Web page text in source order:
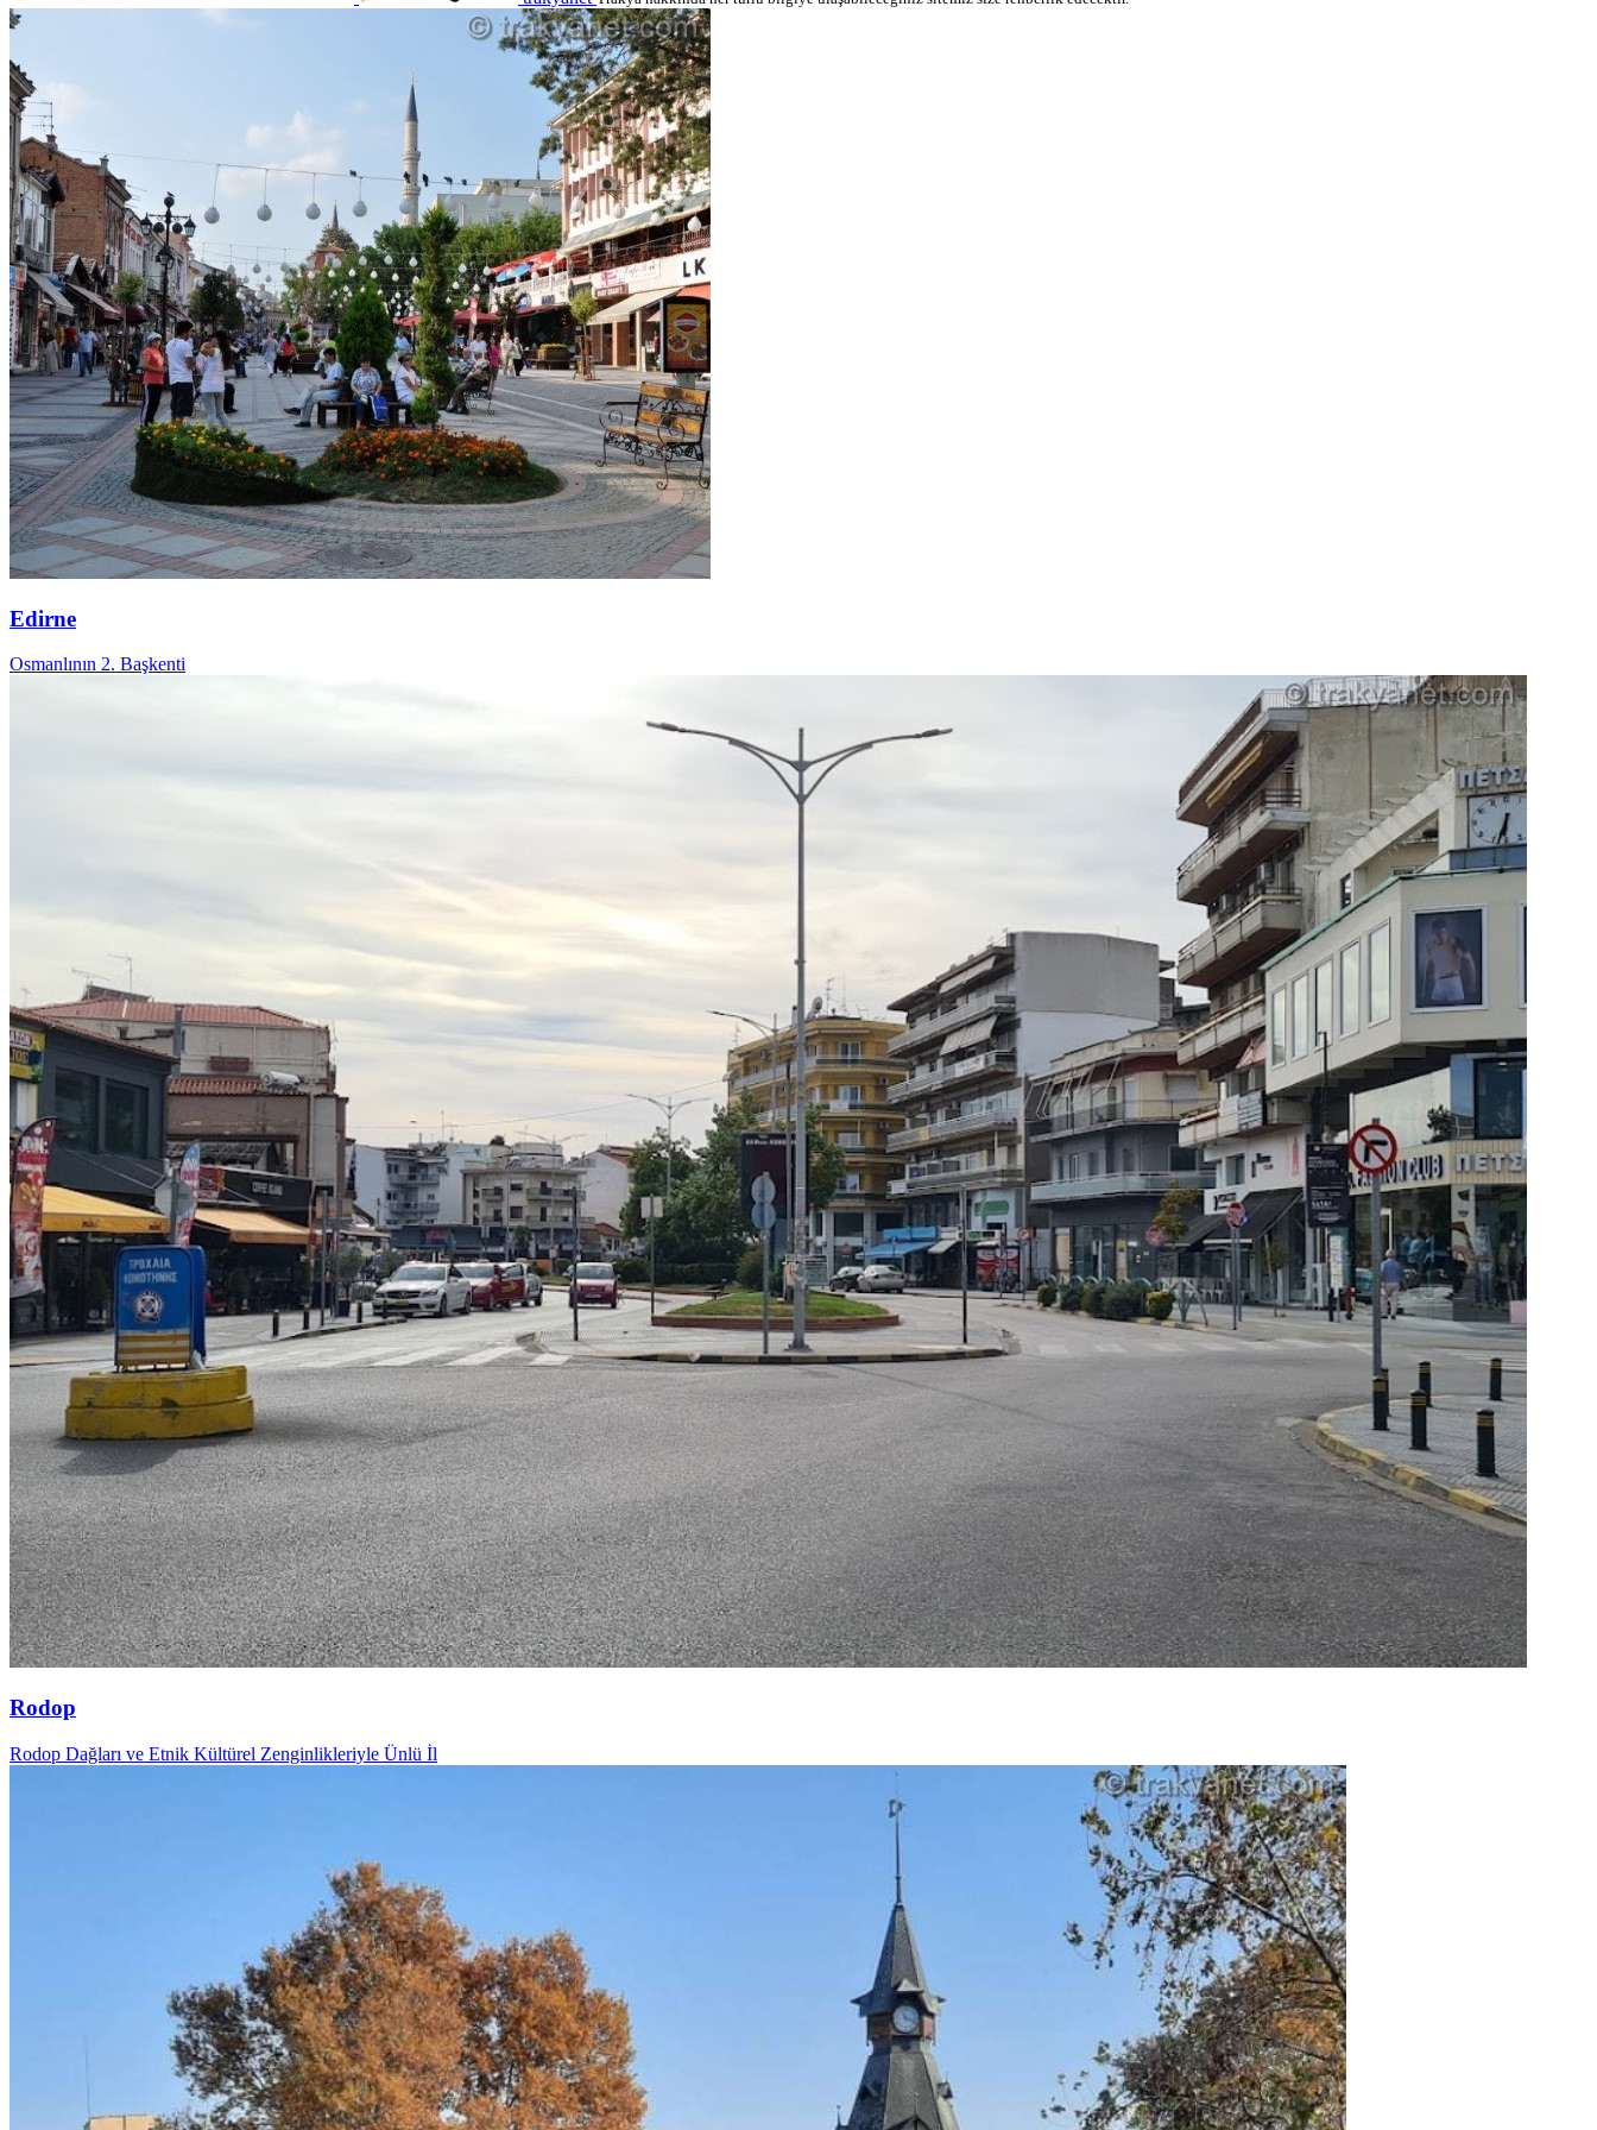
Edirne
Osmanlının 2. Başkenti
Rodop
Rodop Dağları ve Etnik Kültürel Zenginlikleriyle Ünlü İl